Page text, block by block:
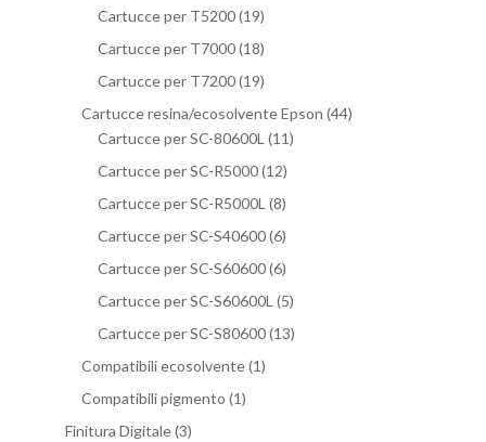
Cartucce per T5200(19)
Cartucce per T7000(18)
Cartucce per T7200(19)
Cartucce resina/ecosolvente Epson (44)
Cartucce per SC-80600L (11)
Cartucce per SC-R5000(12)
Cartucce per SC-R5000L (8)
Cartucce per SC-S40600(6)
Cartucce per SC-S60600(6)
Cartucce per SC-S60600L (5)
Cartucce per SC-S80600(13)
Compatibili ecosolvente(1)
Compatibili pigmento (1)
Finitura Digitale(3)